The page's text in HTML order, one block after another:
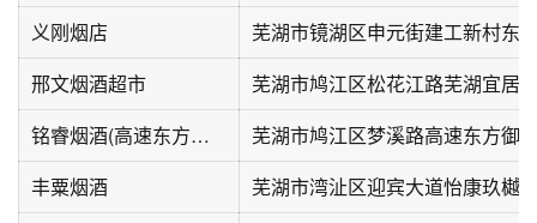
义刚烟店
芜湖市镜湖区申元街建工新村东
邢文烟酒超市
芜湖市鸠江区松花江路芜湖宜居
铭睿烟酒(高速东方御府店)
芜湖市鸠江区梦溪路高速东方御
丰粟烟酒
芜湖市湾沚区迎宾大道怡康玖樾